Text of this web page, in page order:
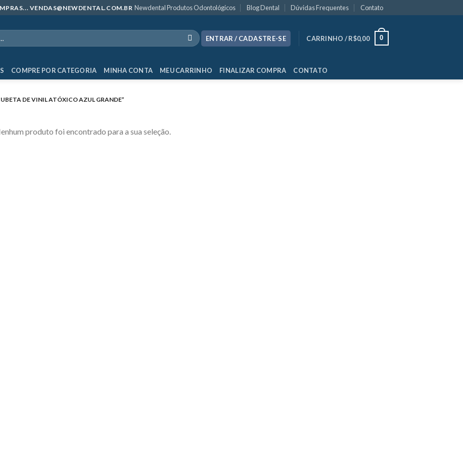
VENDAS@NEWDENTAL.COM.BR Newdental Produtos Odontológicos Blog Dental Dúvidas Frequentes Contato
ENTRAR / CADASTRE-SE CARRINHO /R$0,00 0
COMPRE POR CATEGORIA MINHA CONTA MEU CARRINHO FINALIZAR COMPRA CONTATO
DE VINIL ATÓXICO AZUL GRANDE”
produto foi encontrado para a sua seleção.